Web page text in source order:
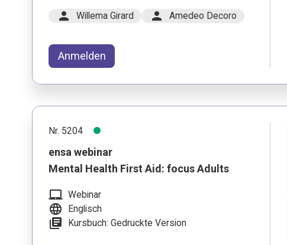
person Willema Girard person Amedeo Decoro
Anmelden
Nr. 5204
ensa webinar
Mental Health First Aid: focus Adults
laptop_mac Webinar
language Englisch
library_books Kursbuch: Gedruckte Version